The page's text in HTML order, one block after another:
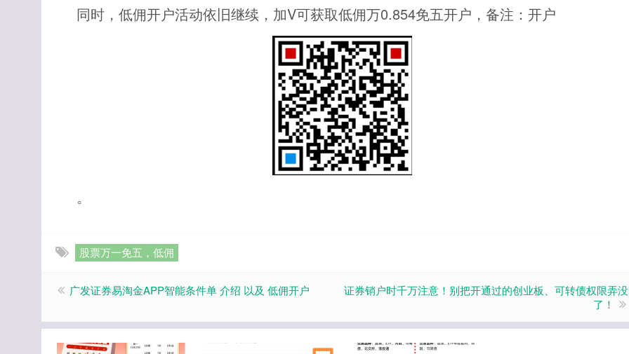
同时，低佣开户活动依旧继续，加V可获取低佣万0.854免五开户，备注：开户
。
股票万一免五，低佣
广发证券易淘金APP智能条件单 介绍 以及 低佣开户
证券销户时千万注意！别把开通过的创业板、可转债权限弄没
了！